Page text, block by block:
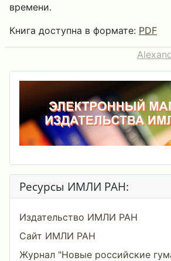
времени.
Книга доступна в формате: PDF
Ресурсы ИМЛИ РАН:
Издательство ИМЛИ РАН
Сайт ИМЛИ РАН
Журнал "Новые российские